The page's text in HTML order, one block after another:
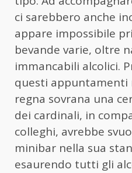
ci sarebbero anche
appare impossibile
bevande varie, oltre
immancabili alcolici.
questi appuntamenti
regna sovrana una
dei cardinali, in
colleghi, avrebbe
minibar nella sua
esaurendo tutti gli